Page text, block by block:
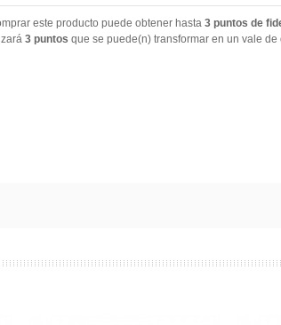
este producto puede obtener hasta 3puntos de
3puntos que se puede(n) transformar en un vale de